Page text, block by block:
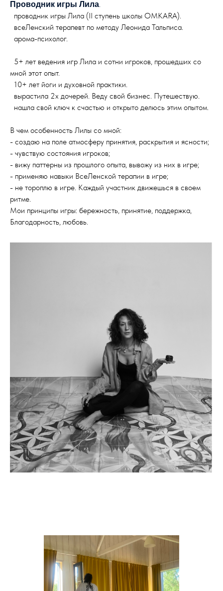
Проводник игры Лила.
проводник игры Лила (II ступень школы OMKARA).
всеЛенский терапевт по методу Леонида Тальписа.
арома-психолог.
5+ лет ведения игр Лила и сотни игроков, прошедших со
мной этот опыт.
10+ лет йоги и духовной практики.
вырастила 2x дочерей. Веду свой бизнес. Путешествую.
нашла свой ключ к счастью и открыто делюсь этим опытом.
В чем особенность Лилы со мной:
- создаю на поле атмосферу принятия, раскрытия и ясности;
- чувствую состояния игроков;
- вижу паттерны из прошлого опыта, вывожу из них в игре;
- применяю навыки ВсеЛенской терапии в игре;
- не тороплю в игре. Каждый участник движешься в своем
ритме.
Мои принципы игры: бережность, принятие, поддержка,
Благодарность, любовь.